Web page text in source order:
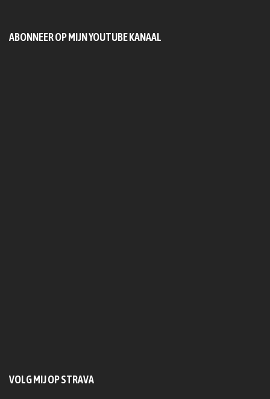
ABONNEER OP MIJN YOUTUBE KANAAL
VOLG MIJ OP STRAVA